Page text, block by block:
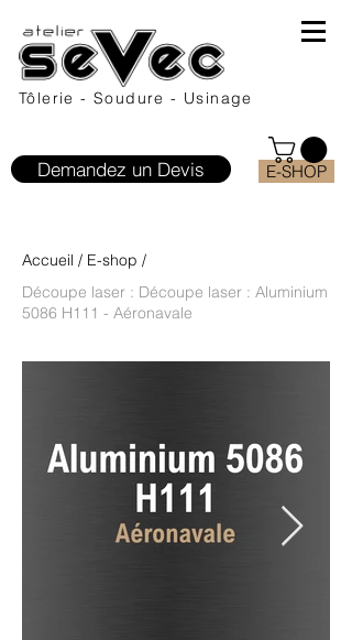
Tôlerie - Soudure - Usinage
E-SHOP
Demandez un Devis
Accueil / E-shop /
Découpe laser : Découpe laser : Aluminium
5086 H111 - Aéronavale